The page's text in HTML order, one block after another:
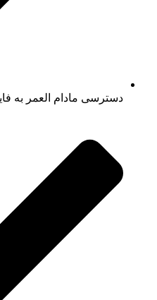
دسترسی مادام العمر به